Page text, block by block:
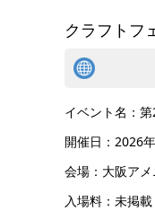
クラフトフ
イベント名：
開催日：2026
会場：大阪ア
入場料：未掲載